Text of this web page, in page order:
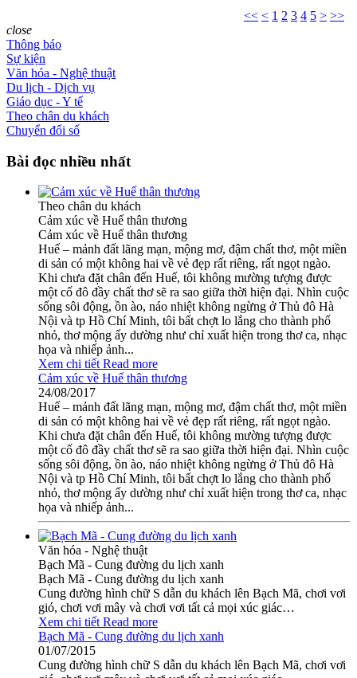
<< < 1 2 3 4 5 > >>
close
Thông báo
Sự kiện
Văn hóa - Nghệ thuật
Du lịch - Dịch vụ
Giáo dục - Y tế
Theo chân du khách
Chuyển đổi số
Bài đọc nhiều nhất
Theo chân du khách
Cảm xúc về Huế thân thương
Cảm xúc về Huế thân thương
Huế – mảnh đất lãng mạn, mộng mơ, đậm chất thơ, một miền
di sản có một không hai về vẻ đẹp rất riêng, rất ngọt ngào.
Khi chưa đặt chân đến Huế, tôi không mường tượng được
một cố đô đầy chất thơ sẽ ra sao giữa thời hiện đại. Nhìn cuộc
sống sôi động, ồn ào, náo nhiệt không ngừng ở Thủ đô Hà
Nội và tp Hồ Chí Minh, tôi bất chợt lo lắng cho thành phố
nhỏ, thơ mộng ấy dường như chỉ xuất hiện trong thơ ca, nhạc
họa và nhiếp ảnh...
Xem chi tiết Read more
Cảm xúc về Huế thân thương
24/08/2017
Huế – mảnh đất lãng mạn, mộng mơ, đậm chất thơ, một miền
di sản có một không hai về vẻ đẹp rất riêng, rất ngọt ngào.
Khi chưa đặt chân đến Huế, tôi không mường tượng được
một cố đô đầy chất thơ sẽ ra sao giữa thời hiện đại. Nhìn cuộc
sống sôi động, ồn ào, náo nhiệt không ngừng ở Thủ đô Hà
Nội và tp Hồ Chí Minh, tôi bất chợt lo lắng cho thành phố
nhỏ, thơ mộng ấy dường như chỉ xuất hiện trong thơ ca, nhạc
họa và nhiếp ảnh...
Văn hóa - Nghệ thuật
Bạch Mã - Cung đường du lịch xanh
Bạch Mã - Cung đường du lịch xanh
Cung đường hình chữ S dẫn du khách lên Bạch Mã, chơi vơi
gió, chơi vơi mây và chơi vơi tất cả mọi xúc giác…
Xem chi tiết Read more
Bạch Mã - Cung đường du lịch xanh
01/07/2015
Cung đường hình chữ S dẫn du khách lên Bạch Mã, chơi vơi